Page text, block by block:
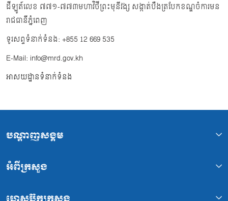
ដីឡូត៍លេខ ៧៧១-៧៧៣មហាវិថីព្រះមុនីវង្ស សង្កាត់បឹងត្របែកខណ្ឌចំការមន
រាជធានីភ្នំពេញ
ទូរសព្ទទំនាក់ទំនង: +855 12 669 535
E-Mail: info@mrd.gov.kh
អាសយដ្ឋានទំនាក់ទំនង
បណ្ដាញសង្គម
អំពីក្រសួង